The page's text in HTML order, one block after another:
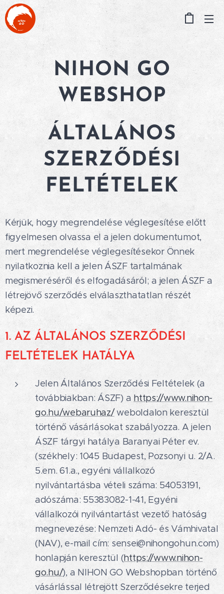
NIHON GO
WEBSHOP
ÁLTALÁNOS
SZERZŐDÉSI
FELTÉTELEK
Kérjük, hogy megrendelése véglegesítése előtt
figyelmesen olvassa el a jelen dokumentumot,
mert megrendelése véglegesítésekor Önnek
nyilatkoznia kell a jelen ÁSZF tartalmának
megismeréséről és elfogadásáról; a jelen ÁSZF a
létrejövő szerződés elválaszthatatlan részét
képezi.
1. AZ ÁLTALÁNOS SZERZŐDÉSI
FELTÉTELEK HATÁLYA
Jelen Általános Szerződési Feltételek (a
továbbiakban: ÁSZF) a https://www.nihon-
go.hu/webaruhaz/weboldalon keresztül
történő vásárlásokat szabályozza. A jelen
ÁSZF tárgyi hatálya Baranyai Péter ev.
(székhely: 1045 Budapest, Pozsonyi u. 2/A.
5.em. 61.a., egyéni vállalkozó
nyilvántartásba vételi száma: 54053191,
adószáma: 55383082-1-41, Egyéni
vállalkozói nyilvántartást vezető hatóság
megnevezése: Nemzeti Adó- és Vámhivatal
(NAV), e-mail cím: sensei@nihongohun.com)
honlapján keresztül (https://www.nihon-
go.hu/), a NIHON GO Webshopban történő
vásárlással létrejött Szerződésekre terjed